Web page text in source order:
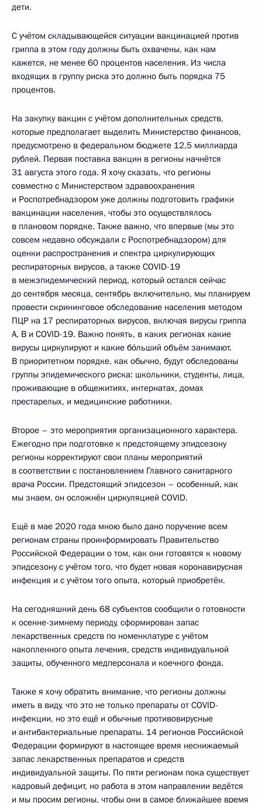
дети.
С учётом складывающейся ситуации вакцинацией против
гриппа в этом году должны быть охвачены, как нам
кажется, не менее 60 процентов населения. Из числа
входящих в группу риска это должно быть порядка 75
процентов.
На закупку вакцин с учётом дополнительных средств,
которые предполагает выделить Министерство финансов,
предусмотрено в федеральном бюджете 12,5 миллиарда
рублей. Первая поставка вакцин в регионы начнётся
31 августа этого года. Я хочу сказать, что регионы
совместно с Министерством здравоохранения
и Роспотребнадзором уже должны подготовить графики
вакцинации населения, чтобы это осуществлялось
в плановом порядке. Также важно, что впервые (мы это
совсем недавно обсуждали с Роспотребнадзором) для
оценки распространения и спектра циркулирующих
респираторных вирусов, а также COVID-19
в межэпидемический период, который остался сейчас
до сентября месяца, сентябрь включительно, мы планируем
провести скрининговое обследование населения методом
ПЦР на 17 респираторных вирусов, включая вирусы гриппа
А, В и COVID-19. Важно понять, в каких регионах какие
вирусы циркулируют и какие бо́льший объём занимают.
В приоритетном порядке, как обычно, будут обследованы
группы эпидемического риска: школьники, студенты, лица,
проживающие в общежитиях, интернатах, домах
престарелых, и медицинские работники.
Второе – это мероприятия организационного характера.
Ежегодно при подготовке к предстоящему эпидсезону
регионы корректируют свои планы мероприятий
в соответствии с постановлением Главного санитарного
врача России. Предстоящий эпидсезон – особенный, как
мы знаем, он осложнён циркуляцией COVID.
Ещё в мае 2020 года мною было дано поручение всем
регионам страны проинформировать Правительство
Российской Федерации о том, как они готовятся к новому
эпидсезону с учётом того, что будет новая коронавирусная
инфекция и с учётом того опыта, который приобретён.
На сегодняшний день 68 субъектов сообщили о готовности
к осенне-зимнему периоду, сформирован запас
лекарственных средств по номенклатуре с учётом
накопленного опыта лечения, средств индивидуальной
защиты, обученного медперсонала и коечного фонда.
Также я хочу обратить внимание, что регионы должны
иметь в виду, что это не только препараты от COVID-
инфекции, но это ещё и обычные противовирусные
и антибактериальные препараты. 14 регионов Российской
Федерации формируют в настоящее время неснижаемый
запас лекарственных препаратов и средств
индивидуальной защиты. По пяти регионам пока существует
кадровый дефицит, но работа в этом направлении ведётся
и мы просим регионы, чтобы они в самое ближайшее время